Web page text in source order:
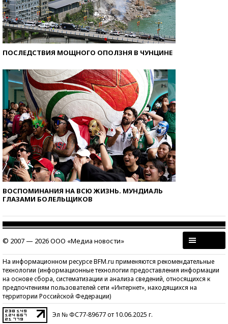
ПОСЛЕДСТВИЯ МОЩНОГО ОПОЛЗНЯ В ЧУНЦИНЕ
ВОСПОМИНАНИЯ НА ВСЮ ЖИЗНЬ. МУНДИАЛЬ
ГЛАЗАМИ БОЛЕЛЬЩИКОВ
© 2007 — 2026 ООО «Медиа новости»
На информационном ресурсе BFM.ru применяются рекомендательные
технологии (информационные технологии предоставления информации
на основе сбора, систематизации и анализа сведений, относящихся к
предпочтениям пользователей сети «Интернет», находящихся на
территории Российской Федерации)
Эл № ФС77-89677 от 10.06.2025 г.